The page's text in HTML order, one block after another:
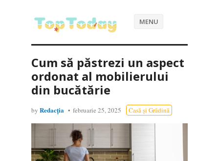
MENU
Cum să păstrezi un aspect
ordonat al mobilierului
din bucătărie
by Redacția februarie 25, 2025 Casă și Grădină